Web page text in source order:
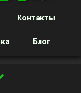
Контакты
Блог